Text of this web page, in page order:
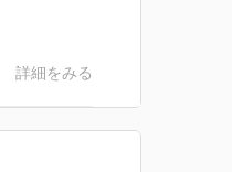
詳細をみる